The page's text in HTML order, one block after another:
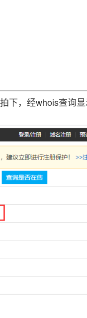
下，经whois查询